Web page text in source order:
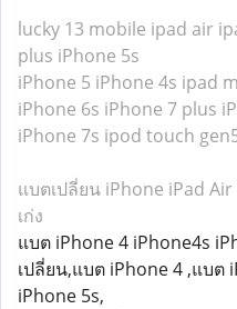
lucky 13 mobile ipad air
plus iPhone 5s
iPhone 5 iPhone 4s ipad
iPhone 6s iPhone 7 plus
iPhone 7s ipod touch
แบตเปลี่ยน iPhone iPad
เก่ง
แบต iPhone 4 iPhone4s
เปลี่ยน,แบต iPhone 4 ,แบต
iPhone 5s,